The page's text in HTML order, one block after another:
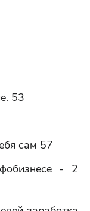
53
сам 57
- 2